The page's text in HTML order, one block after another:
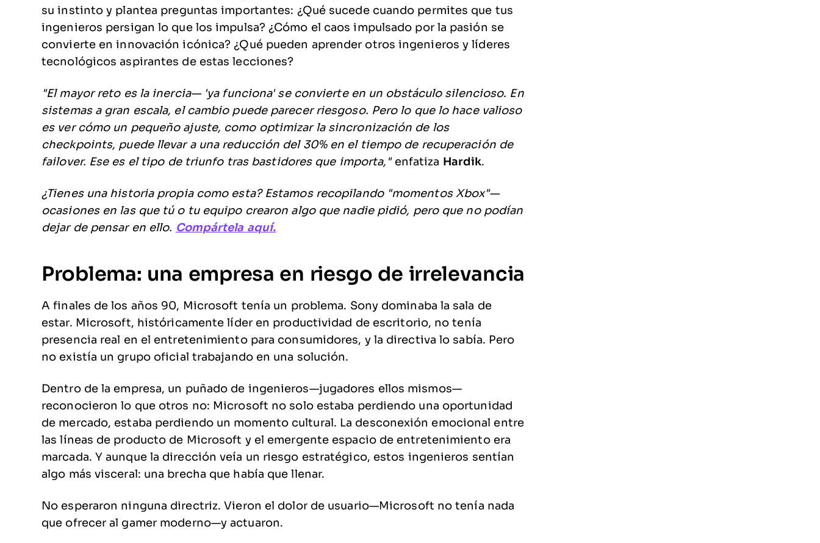
su instinto y plantea preguntas importantes: ¿Qué sucede cuando permites que tus
ingenieros persigan lo que los impulsa? ¿Cómo el caos impulsado por la pasión se
convierte en innovación icónica? ¿Qué pueden aprender otros ingenieros y líderes
tecnológicos aspirantes de estas lecciones?
"El mayor reto es la inercia— 'ya funciona' se convierte en un obstáculo silencioso. En
sistemas a gran escala, el cambio puede parecer riesgoso. Pero lo que lo hace valioso
es ver cómo un pequeño ajuste, como optimizar la sincronización de los
checkpoints, puede llevar a una reducción del 30% en el tiempo de recuperación de
failover. Ese es el tipo de triunfo tras bastidores que importa,"enfatiza Hardik.
¿Tienes una historia propia como esta? Estamos recopilando "momentos Xbox"—
ocasiones en las que tú o tu equipo crearon algo que nadie pidió, pero que no podían
dejar de pensar en ello. Compártela aquí.
Problema: una empresa en riesgo de irrelevancia
A finales de los años 90, Microsoft tenía un problema. Sony dominaba la sala de
estar. Microsoft, históricamente líder en productividad de escritorio, no tenía
presencia real en el entretenimiento para consumidores, y la directiva lo sabía. Pero
no existía un grupo oficial trabajando en una solución.
Dentro de la empresa, un puñado de ingenieros—jugadores ellos mismos—
reconocieron lo que otros no: Microsoft no solo estaba perdiendo una oportunidad
de mercado, estaba perdiendo un momento cultural. La desconexión emocional entre
las líneas de producto de Microsoft y el emergente espacio de entretenimiento era
marcada. Y aunque la dirección veía un riesgo estratégico, estos ingenieros sentían
algo más visceral: una brecha que había que llenar.
No esperaron ninguna directriz. Vieron el dolor de usuario—Microsoft no tenía nada
que ofrecer al gamer moderno—y actuaron.